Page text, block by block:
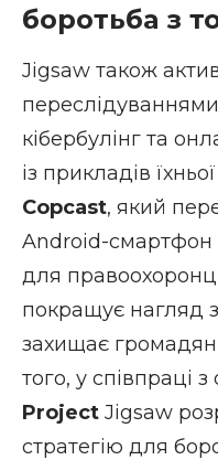
боротьба з
Jigsaw також
кібербулінг та
із прикладів
Copcast, який
Android-смартфон
для
покращує нагляд
захищає громадян
того, у співпраці з
Project Jigsaw
стратегію для